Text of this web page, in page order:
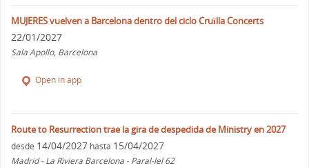
MUJERES vuelven a Barcelona dentro del ciclo Cruïlla Concerts
22/01/2027
Sala Apollo, Barcelona
Open in app
Route to Resurrection trae la gira de despedida de Ministry en 2027
desde 14/04/2027 hasta 15/04/2027
Madrid - La Riviera Barcelona - Paral-lel 62